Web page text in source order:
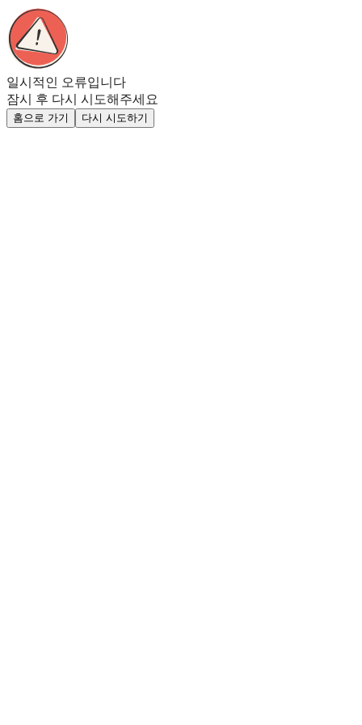
일시적인 오류입니다
잠시 후 다시 시도해주세요
홈으로 가기 다시 시도하기